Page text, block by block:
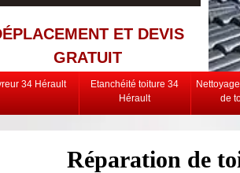
ET DEVIS
GRATUIT
34 Hérault
Etanchéité toiture 34
Hérault
de
Réparation de